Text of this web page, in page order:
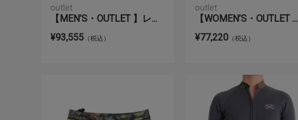
outlet
【MEN’S・OUTLET 】レ...
¥93,555 （税込）
outlet
【WOMEN’S・OUTLET ...
¥77,220（税込）